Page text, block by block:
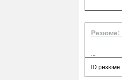
Резюме:
...
ID резюме: